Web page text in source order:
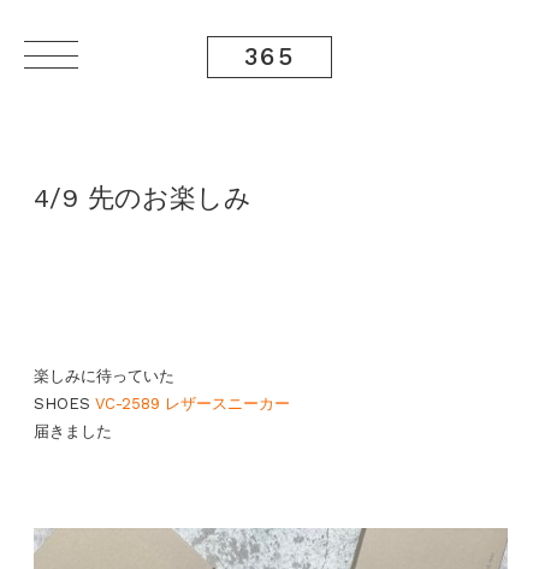
365
4/9 先のお楽しみ
楽しみに待っていた
SHOES VC-2589 レザースニーカー
届きました